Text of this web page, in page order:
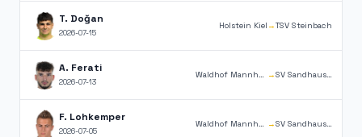
T. Doğan
2026-07-15
Holstein Kiel →TSV Steinbach
A. Ferati
2026-07-13
Waldhof Mannheim → SV Sandhausen
F. Lohkemper
2026-07-05
Waldhof Mannheim → SV Sandhausen